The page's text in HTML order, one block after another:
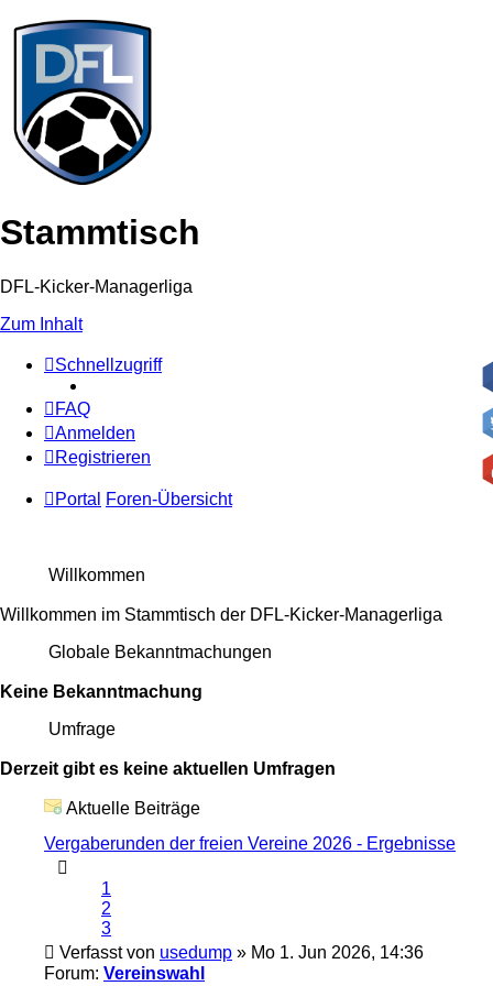
Stammtisch
DFL-Kicker-Managerliga
Zum Inhalt
Schnellzugriff
FAQ
Anmelden
Registrieren
Portal Foren-Übersicht
Willkommen
Willkommen im Stammtisch der DFL-Kicker-Managerliga
Globale Bekanntmachungen
Keine Bekanntmachung
Umfrage
Derzeit gibt es keine aktuellen Umfragen
Aktuelle Beiträge
Vergaberunden der freien Vereine 2026 - Ergebnisse
1
2
3
Verfasst von usedump » Mo 1. Jun 2026, 14:36
Forum: Vereinswahl